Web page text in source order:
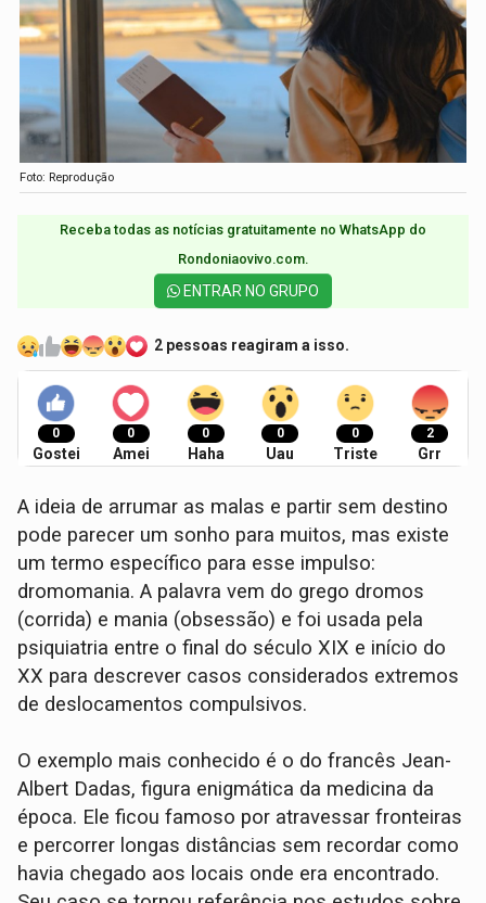
Foto: Reprodução
Receba todas as notícias gratuitamente no WhatsApp do
Rondoniaovivo.com.​
ENTRAR NO GRUPO
2 pessoas reagiram a isso.
0
Gostei
0
Amei
0
Haha
0
Uau
0
Triste
2
Grr
A ideia de arrumar as malas e partir sem destino
pode parecer um sonho para muitos, mas existe
um termo específico para esse impulso:
dromomania. A palavra vem do grego dromos
(corrida) e mania (obsessão) e foi usada pela
psiquiatria entre o final do século XIX e início do
XX para descrever casos considerados extremos
de deslocamentos compulsivos.
O exemplo mais conhecido é o do francês Jean-
Albert Dadas, figura enigmática da medicina da
época. Ele ficou famoso por atravessar fronteiras
e percorrer longas distâncias sem recordar como
havia chegado aos locais onde era encontrado.